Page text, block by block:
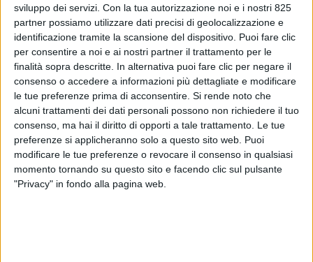
sviluppo dei servizi. Con la tua autorizzazione noi e i nostri 825
partner possiamo utilizzare dati precisi di geolocalizzazione e
identificazione tramite la scansione del dispositivo. Puoi fare clic
per consentire a noi e ai nostri partner il trattamento per le
finalità sopra descritte. In alternativa puoi fare clic per negare il
consenso o accedere a informazioni più dettagliate e modificare
le tue preferenze prima di acconsentire. Si rende noto che
alcuni trattamenti dei dati personali possono non richiedere il tuo
consenso, ma hai il diritto di opporti a tale trattamento. Le tue
preferenze si applicheranno solo a questo sito web. Puoi
modificare le tue preferenze o revocare il consenso in qualsiasi
momento tornando su questo sito e facendo clic sul pulsante
"Privacy" in fondo alla pagina web.
Fruttital (Orsero) digitalizza
la supply chain del fresco con
Cegeka
LOGISTICA 26 MAGGIO 2026